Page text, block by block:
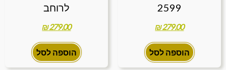
2599
₪279.00
הוספה לסל
לרוחב
₪279.00
הוספה לסל